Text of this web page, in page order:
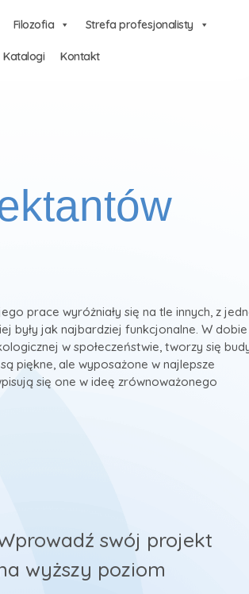
Filozofia Strefa profesjonalisty
Katalogi Kontakt
prace wyróżniały się na tle innych, z
były jak najbardziej funkcjonalne. W dobie
w społeczeństwie, tworzy się
piękne, ale wyposażone w najlepsze
się one w ideę zrównoważonego
swój projekt
wyższy poziom